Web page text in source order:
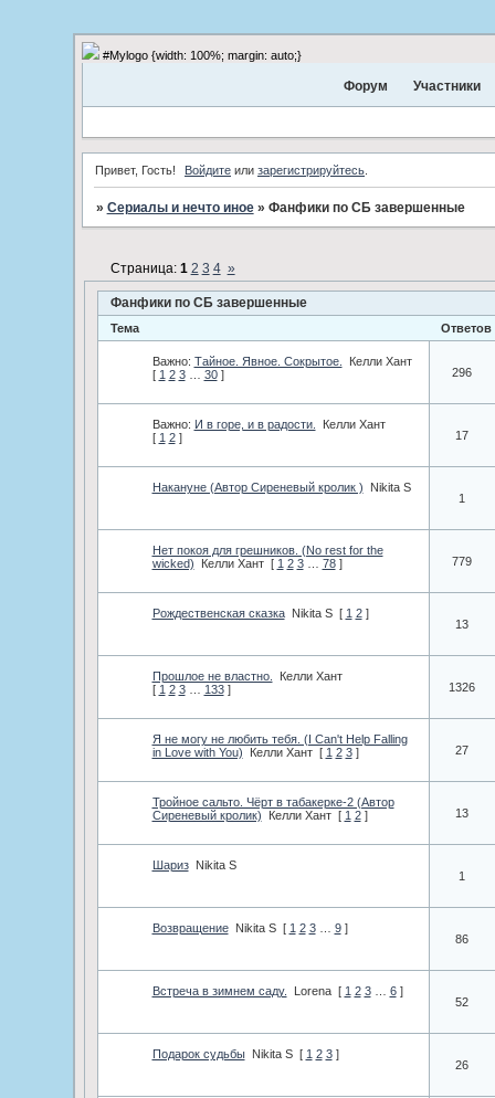
#Mylogo {width: 100%; margin: auto;}
Форум Участники
Привет, Гость! Войдите или зарегистрируйтесь
» Сериалы и нечто иное » Фанфики по СБ завершенные
Фанфики по СБ завершенные
Страница: 1 2 3 4 »
Тема Ответов
Важно: Тайное. Явное. Сокрытое.
Келли Хант
[ 1 2 3 30 ] 296
Важно: И в горе, и в радости.
Келли Хант
[ 1 2 ] 17
Накануне (Автор Сиреневый кролик )
Nikita S
1
Нет покоя для грешников. (No rest for the
wicked)
Келли Хант [ 1 2 3 78 ] 779
Рождественская сказка Nikita S [ 1 2 ]
13
Прошлое не властно.
Келли Хант
[ 1 2 3 133 ] 1326
Я не могу не любить тебя. (I Can't Help Falling
in Love with You)
Келли Хант [ 1 2 3 ] 27
Тройное сальто. Чёрт в табакерке-2 (Автор
Сиреневый кролик)
Келли Хант [ 1 2 ] 13
Шариз
Nikita S
1
Возвращение Nikita S [ 1 2 3 9 ]
86
Встреча в зимнем саду. Lorena [ 1 2 3 6 ]
52
Подарок судьбы Nikita S [ 1 2 3 ]
26